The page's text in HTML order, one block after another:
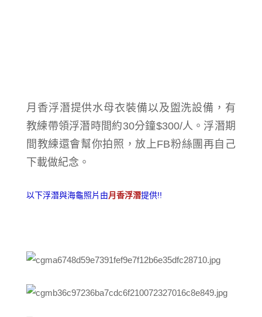
月香浮潛提供水母衣裝備以及盥洗設備，有
教練帶領浮潛時間約30分鐘$300/人。 浮潛期
間 教練還會幫你拍照，放上FB粉絲團再自己
下載做紀念。
以下浮潛與海龜照片由月香浮潛提供!!